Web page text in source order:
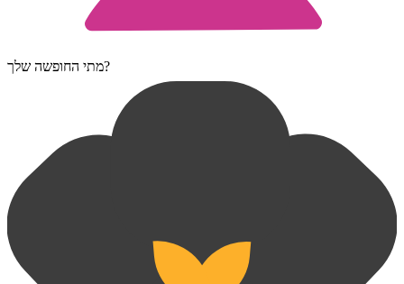
מתי החופשה שלך?